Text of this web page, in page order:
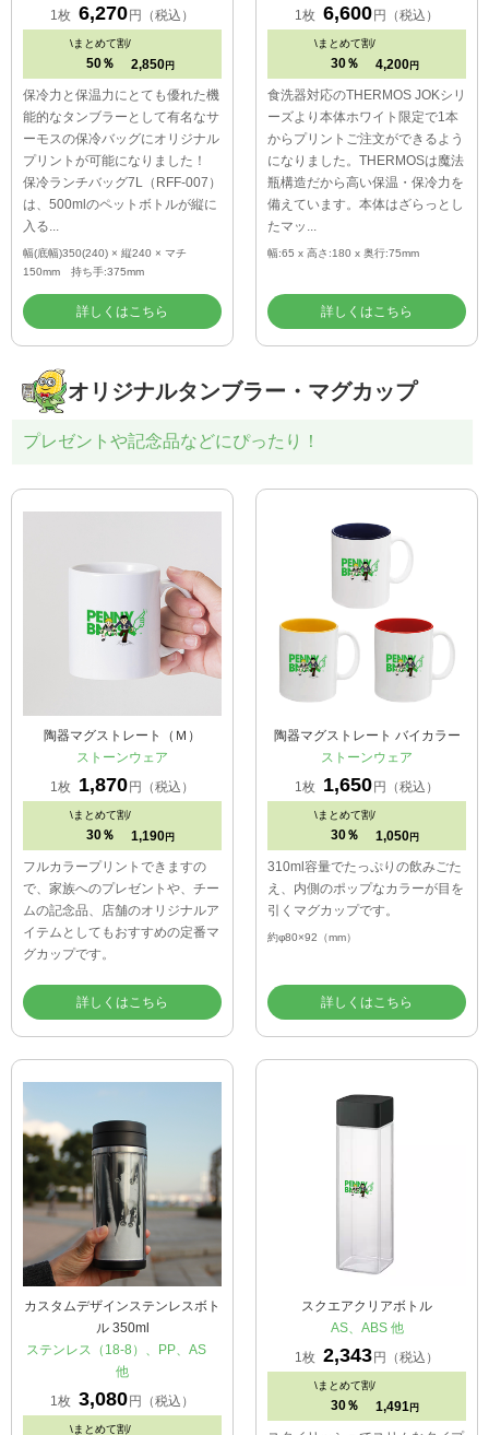
1枚 6,270 円（税込）
\まとめて割/
50％ 2,850 円
保冷力と保温力にとても優れた機
能的なタンブラーとして有名なサ
ーモスの保冷バッグにオリジナル
プリントが可能になりました！
保冷ランチバッグ7L（RFF-007）
は、500mlのペットボトルが縦に
入る...
幅(底幅)350(240) × 縦240 × マチ
150mm 持ち手:375mm
詳しくはこちら
1枚 6,600 円（税込）
\まとめて割/
30％ 4,200 円
食洗器対応のTHERMOS JOKシリ
ーズより本体ホワイト限定で1本
からプリントご注文ができるよう
になりました。THERMOSは魔法
瓶構造だから高い保温・保冷力を
備えています。本体はざらっとし
たマッ...
幅:65 x 高さ:180 x 奥行:75mm
詳しくはこちら
オリジナルタンブラー・マグカップ
プレゼントや記念品などにぴったり！
陶器マグストレート（Ｍ）
ストーンウェア
1枚
1,870 円（税込）
\まとめて割/
30％ 1,190 円
フルカラープリントできますの
で、家族へのプレゼントや、チー
ムの記念品、店舗のオリジナルア
イテムとしてもおすすめの定番マ
グカップです。
詳しくはこちら
陶器マグストレート バイカラー
ストーンウェア
1枚
1,650 円（税込）
\まとめて割/
30％ 1,050 円
310ml容量でたっぷりの飲みごた
え、内側のポップなカラーが目を
引くマグカップです。
約φ80×92（mm）
詳しくはこちら
カスタムデザインステンレスボト
ル 350ml
ステンレス（18-8）、PP、AS
他
1枚 3,080 円（税込）
\まとめて割/
スクエアクリアボトル
AS、ABS 他
1枚 2,343 円（税込）
\まとめて割/
30％ 1,491 円